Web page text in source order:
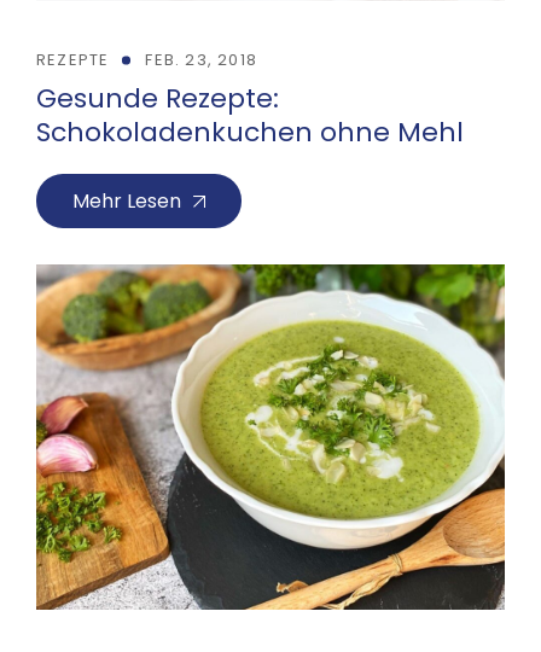
REZEPTE FEB. 23, 2018
Gesunde Rezepte:
Schokoladenkuchen ohne Mehl
Mehr Lesen